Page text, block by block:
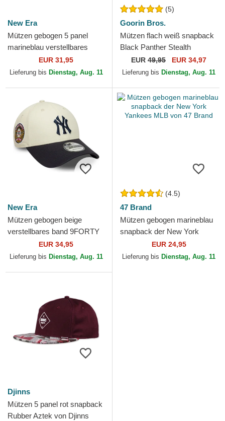
New Era
Mützen gebogen 5 panel
marineblau verstellbares
band Runner Colour Block
von New Era
EUR 31,95
Lieferung bis Dienstag, Aug. 11
(5)
Goorin Bros.
Mützen flach weiß snapback
Black Panther Stealth
Explorer The Farm Flats The
Farm Goorin Bros.
EUR 49,95 EUR 34,97
Lieferung bis Dienstag, Aug. 11
New Era
Mützen gebogen beige
verstellbares band 9FORTY
World Series der New York
Yankees MLB von New Era
EUR 34,95
Lieferung bis Dienstag, Aug. 11
(4.5)
47 Brand
Mützen gebogen marineblau
snapback der New York
Yankees MLB von 47 Brand
EUR 24,95
Lieferung bis Dienstag, Aug. 11
Djinns
Mützen 5 panel rot snapback
Rubber Aztek von Djinns